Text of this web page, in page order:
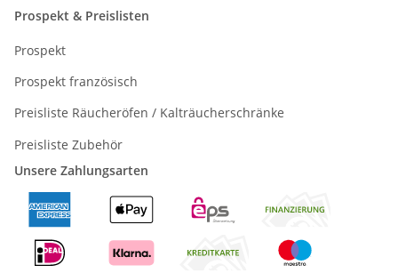
Prospekt & Preislisten
Prospekt
Prospekt französisch
Preisliste Räucheröfen / Kalträucherschränke
Preisliste Zubehör
Unsere Zahlungsarten